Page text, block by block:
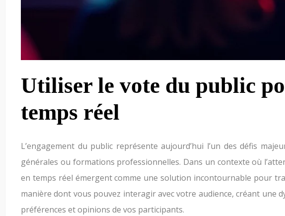
Utiliser le vote du public
temps réel
L’engagement du public représente aujourd’hui l’un des défis
générales ou formations professionnelles. Dans un contexte où
en temps réel émergent comme une solution incontournable pour
manière dont vous pouvez interagir avec votre audience, créant une
préférences et opinions de vos participants.